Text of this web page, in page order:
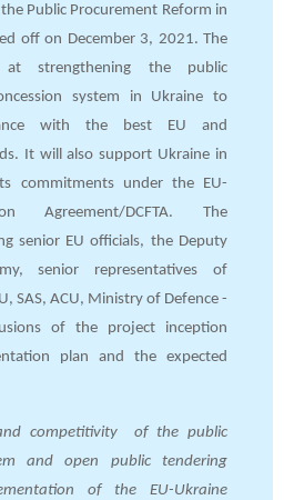
Public Procurement Reform in
off on December 3, 2021. The
strengthening the public
system in Ukraine to
with the best EU and
It will also support Ukraine in
commitments under the EU-
Agreement/DCFTA. The
senior EU officials, the Deputy
senior representatives of
SAS, ACU, Ministry of Defence -
of the project inception
plan and the expected
competitivity of the public
and open public tendering
of the EU-Ukraine